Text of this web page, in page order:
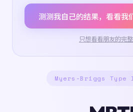
测测我自己的结果，看看
只想看看朋友的完
Myers-Briggs